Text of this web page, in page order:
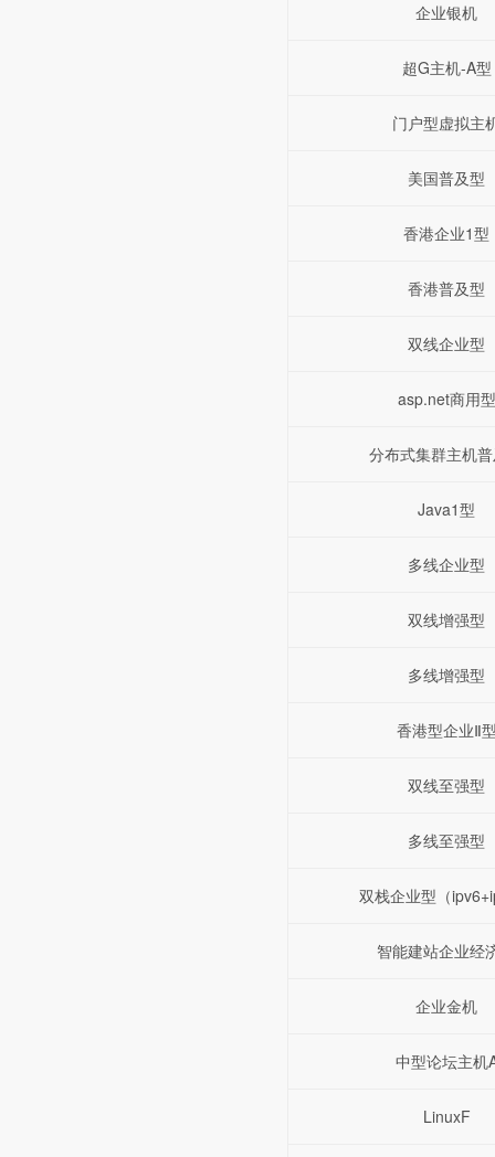
企业银机
超G主机-A型
门户型虚拟主
美国普及型
香港企业1型
香港普及型
双线企业型
asp.net商用型
分布式集群主机
Java1型
多线企业型
双线增强型
多线增强型
香港型企业Ⅱ
双线至强型
多线至强型
双栈企业型（
智能建站企业经
企业金机
中型论坛主机
LinuxF